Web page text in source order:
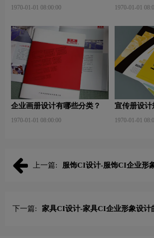
1970-01-01 08:00:00 1970-01-01
企业画册设计有哪些分类？
1970-01-01 08:00:00
宣传册设计
1970-01-01
上一篇:
服饰CI设计-服饰CI企业形
下一篇:
家具CI设计-家具CI企业形象设计